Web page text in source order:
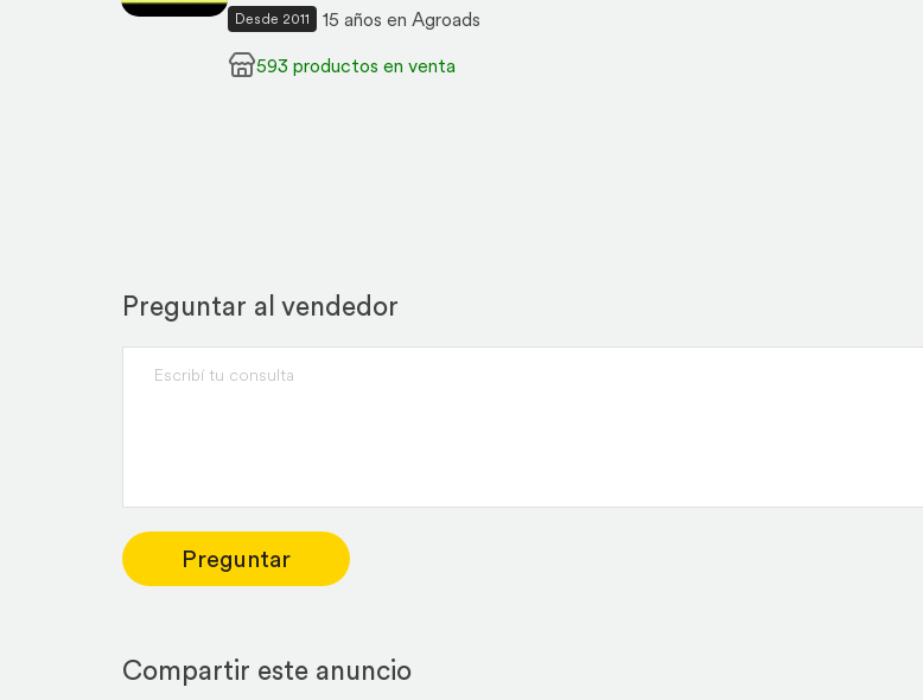
Desde 2011
15 años en Agroads
593 productos en venta
Preguntar al vendedor
Preguntar
Compartir este anuncio